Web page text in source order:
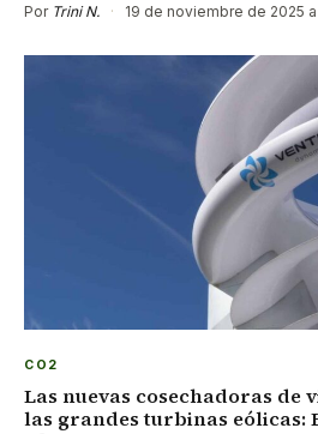
Por Trini N. · 19 de noviembre de 2025
CO2
Las nuevas cosechadoras de
las grandes turbinas eólicas: